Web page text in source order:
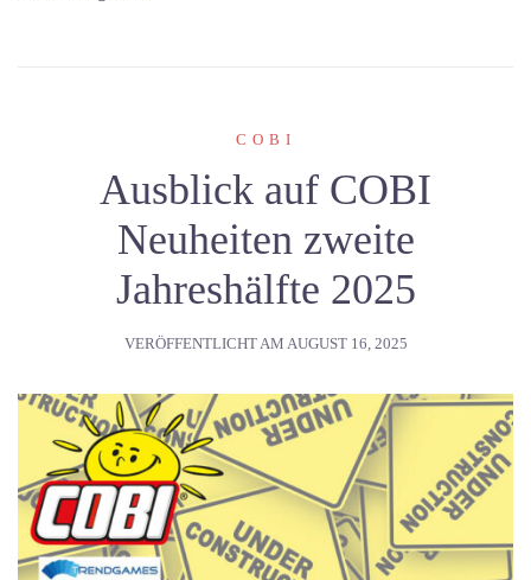
COBI
Ausblick auf COBI
Neuheiten zweite
Jahreshälfte 2025
VERÖFFENTLICHT AM AUGUST 16, 2025